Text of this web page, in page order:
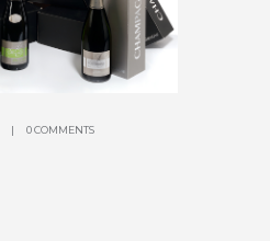
0 COMMENTS